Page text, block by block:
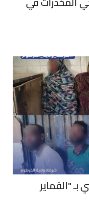
بـ "القماير